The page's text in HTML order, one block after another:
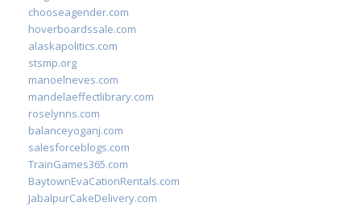
chooseagender.com
hoverboardssale.com
alaskapolitics.com
stsmp.org
manoelneves.com
mandelaeffectlibrary.com
roselynns.com
balanceyoganj.com
salesforceblogs.com
TrainGames365.com
BaytownEvaCationRentals.com
JabalpurCakeDelivery.com